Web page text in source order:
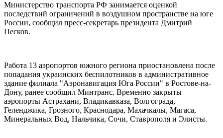
Министерство транспорта РФ занимается оценкой
последствий ограничений в воздушном пространстве на юге
России, сообщил пресс-секретарь президента Дмитрий
Песков.
Работа 13 аэропортов южного региона приостановлена после
попадания украинских беспилотников в административное
здание филиала "Аэронавигация Юга России" в Ростове-на-
Дону, ранее сообщил Минтранс. Временно закрыты
аэропорты Астрахани, Владикавказа, Волгограда,
Геленджика, Грозного, Краснодара, Махачкалы, Магаса,
Минеральных Вод, Нальчика, Сочи, Ставрополя и Элисты.